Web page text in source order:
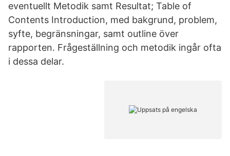
eventuellt Metodik samt Resultat; Table of
Contents Introduction, med bakgrund, problem,
syfte, begränsningar, samt outline över
rapporten. Frågeställning och metodik ingår ofta
i dessa delar.